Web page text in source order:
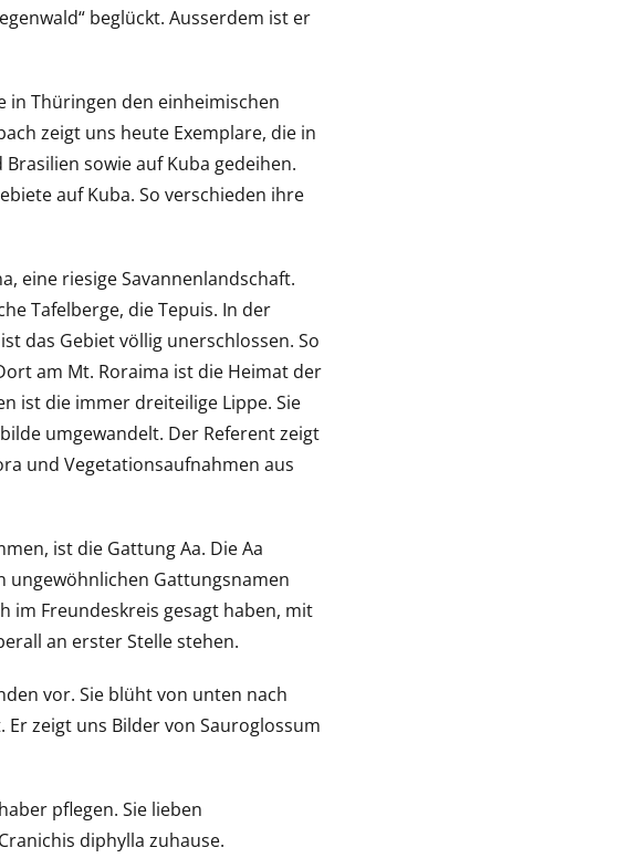
beglückt. Ausserdem ist er
in Thüringen den einheimischen
zeigt uns heute Exemplare, die in
sowie auf Kuba gedeihen.
auf Kuba. So verschieden ihre
eine riesige Savannenlandschaft.
Tafelberge, die Tepuis. In der
das Gebiet völlig unerschlossen. So
am Mt. Roraima ist die Heimat der
ist die immer dreiteilige Lippe. Sie
umgewandelt. Der Referent zeigt
und Vegetationsaufnahmen aus
ist die Gattung Aa. Die Aa
ungewöhnlichen Gattungsnamen
im Freundeskreis gesagt haben, mit
an erster Stelle stehen.
vor. Sie blüht von unten nach
zeigt uns Bilder von Sauroglossum
pflegen. Sie lieben
diphylla zuhause.